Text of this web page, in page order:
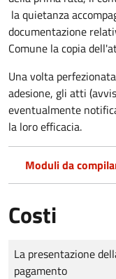
la quietanza
documentazione
Comune la copia
Una volta
adesione, gli atti
eventualmente
la loro efficacia.
Moduli da
Costi
Tipo di pagamento
Importo
La presentazione
pagamento